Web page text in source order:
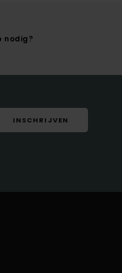
nodig?
INSCHRIJVEN